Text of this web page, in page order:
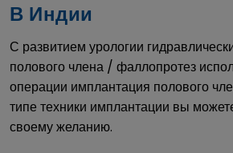
В Индии
С развитием урологии
полового члена / фаллопротез
операции имплантация полового
типе техники имплантации вы
своему желанию.